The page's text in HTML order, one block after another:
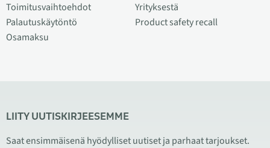
Toimitusvaihtoehdot
Palautuskäytöntö
Osamaksu
Yrityksestä
Product safety recall
LIITY UUTISKIRJEESEMME
Saat ensimmäisenä hyödylliset uutiset ja parhaat tarjoukset.